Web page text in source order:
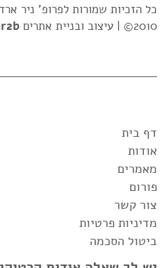
כל הזכיות שמורות לפרופ' ניר
2010© |
עיצוב ובניית אתרים
דף בית
אודות
מאמרים
פורום
צור קשר
מדיניות פרטיות
ביטול הסכמה